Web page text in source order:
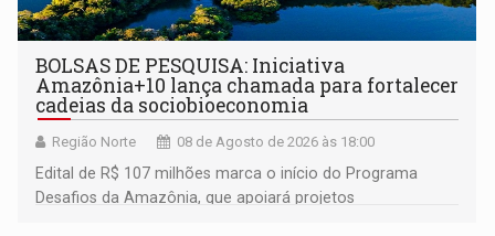
BOLSAS DE PESQUISA: Iniciativa
Amazônia+10 lança chamada para fortalecer
cadeias da sociobioeconomia
Região Norte 08 de Agosto de 2026 às 18:00
Edital de R$ 107 milhões marca o início do Programa
Desafios da Amazônia, que apoiará projetos